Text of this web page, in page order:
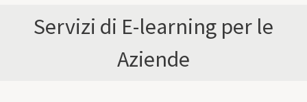
Servizi di E-learning per le
Aziende